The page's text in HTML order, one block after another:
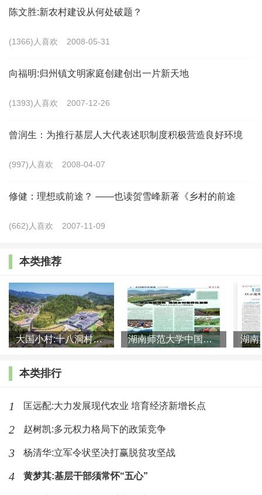
总体而言，我国的工业化高峰已经过去，但并不意
说南北差距越拉越大，但一些数据发现，至少在过去十
几年间，主要的南北差距就体现在北方的去工业化速度
因素就是，南方的县域经济发达，南方很多县在工业
我老家江西的某县，在过去十几年间，县城发展飞速，
在中西部的农村地区大有可为。
乡村振兴的核心，是要为农村居民提供非农就业机
业；只有把乡村经济、特别是以县城为中心的县域经济
发展好，乡村振兴才有希望。
（作者系北京大学国家发展研究院院长；来源：
(649)人喜欢 2026-07-08
陈文胜:新农村建设从何处破题？
(1366)人喜欢 2008-05-31
向福明:归州镇文明家庭创建创出一片新天地
(1393)人喜欢 2007-12-26
曾润生：为推行基层人大代表述职制度积极营造良好环境
(997)人喜欢 2008-04-07
修健：理想或前途？ ——也读贺雪峰新著《乡村的前途
(662)人喜欢 2007-11-09
本类推荐
大国小村:十八洞村的现代变迁是一道美丽的风景线 湖南师范大学中国乡村振兴研究院课题组:突出地域特色 推进乡村
本类排行
1 匡远配:大力发展现代农业 培育经济新增长点
2 赵树凯:多元权力格局下的政策竞争
3 杨清华:立军令状坚决打赢脱贫攻坚战
4 黄梦其:基层干部须常怀“五心”